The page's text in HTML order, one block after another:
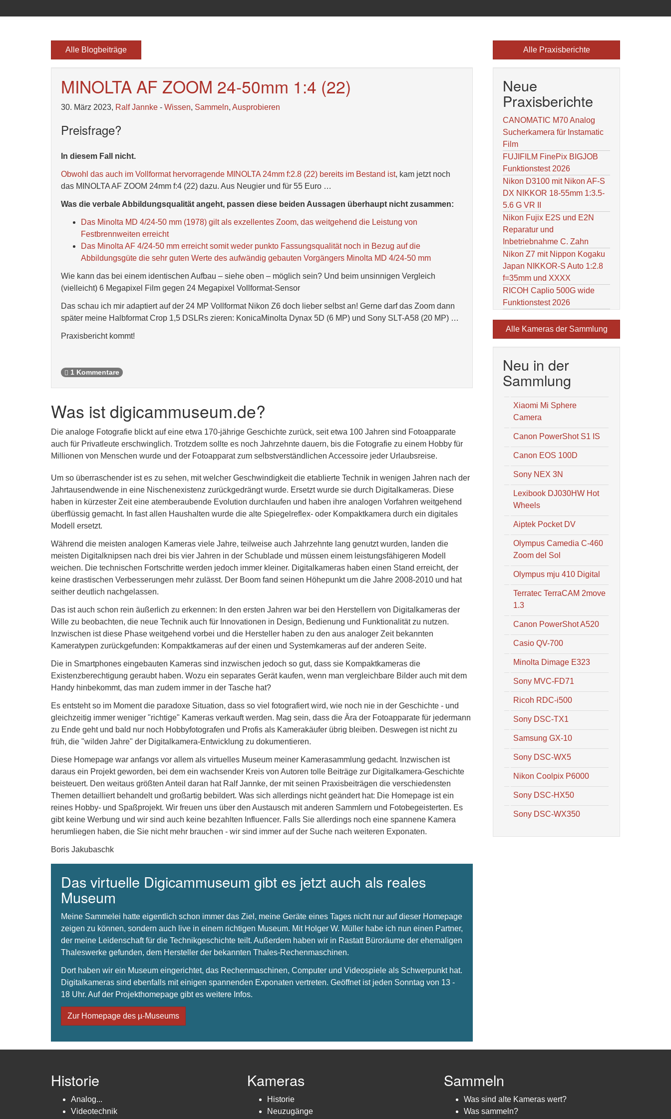
Alle Blogbeiträge
MINOLTA AF ZOOM 24-50mm 1:4 (22)
30. März 2023, Ralf Jannke - Wissen, Sammeln, Ausprobieren
Preisfrage?
In diesem Fall nicht.
Obwohl das auch im Vollformat hervorragende MINOLTA 24mm f:2.8 (22) bereits im Bestand ist, kam jetzt noch
das MINOLTA AF ZOOM 24mm f:4 (22) dazu. Aus Neugier und für 55 Euro …
Was die verbale Abbildungsqualität angeht, passen diese beiden Aussagen überhaupt nicht zusammen:
Das Minolta MD 4/24-50 mm (1978) gilt als exzellentes Zoom, das weitgehend die Leistung von
Festbrennweiten erreicht
Das Minolta AF 4/24-50 mm erreicht somit weder punkto Fassungsqualität noch in Bezug auf die
Abbildungsgüte die sehr guten Werte des aufwändig gebauten Vorgängers Minolta MD 4/24-50 mm
Wie kann das bei einem identischen Aufbau – siehe oben – möglich sein? Und beim unsinnigen Vergleich
(vielleicht) 6 Megapixel Film gegen 24 Megapixel Vollformat-Sensor
Das schau ich mir adaptiert auf der 24 MP Vollformat Nikon Z6 doch lieber selbst an! Gerne darf das Zoom dann
später meine Halbformat Crop 1,5 DSLRs zieren: KonicaMinolta Dynax 5D (6 MP) und Sony SLT-A58 (20 MP) …
Praxisbericht kommt!
1 Kommentare
Was ist digicammuseum.de?
Die analoge Fotografie blickt auf eine etwa 170-jährige Geschichte zurück, seit etwa 100 Jahren sind Fotoapparate
auch für Privatleute erschwinglich. Trotzdem sollte es noch Jahrzehnte dauern, bis die Fotografie zu einem Hobby für
Millionen von Menschen wurde und der Fotoapparat zum selbstverständlichen Accessoire jeder Urlaubsreise.
Um so überraschender ist es zu sehen, mit welcher Geschwindigkeit die etablierte Technik in wenigen Jahren nach der
Jahrtausendwende in eine Nischenexistenz zurückgedrängt wurde. Ersetzt wurde sie durch Digitalkameras. Diese
haben in kürzester Zeit eine atemberaubende Evolution durchlaufen und haben ihre analogen Vorfahren weitgehend
überflüssig gemacht. In fast allen Haushalten wurde die alte Spiegelreflex- oder Kompaktkamera durch ein digitales
Modell ersetzt.
Während die meisten analogen Kameras viele Jahre, teilweise auch Jahrzehnte lang genutzt wurden, landen die
meisten Digitalknipsen nach drei bis vier Jahren in der Schublade und müssen einem leistungsfähigeren Modell
weichen. Die technischen Fortschritte werden jedoch immer kleiner. Digitalkameras haben einen Stand erreicht, der
keine drastischen Verbesserungen mehr zulässt. Der Boom fand seinen Höhepunkt um die Jahre 2008-2010 und hat
seither deutlich nachgelassen.
Das ist auch schon rein äußerlich zu erkennen: In den ersten Jahren war bei den Herstellern von Digitalkameras der
Wille zu beobachten, die neue Technik auch für Innovationen in Design, Bedienung und Funktionalität zu nutzen.
Inzwischen ist diese Phase weitgehend vorbei und die Hersteller haben zu den aus analoger Zeit bekannten
Kameratypen zurückgefunden: Kompaktkameras auf der einen und Systemkameras auf der anderen Seite.
Die in Smartphones eingebauten Kameras sind inzwischen jedoch so gut, dass sie Kompaktkameras die
Existenzberechtigung geraubt haben. Wozu ein separates Gerät kaufen, wenn man vergleichbare Bilder auch mit dem
Handy hinbekommt, das man zudem immer in der Tasche hat?
Es entsteht so im Moment die paradoxe Situation, dass so viel fotografiert wird, wie noch nie in der Geschichte - und
gleichzeitig immer weniger "richtige" Kameras verkauft werden. Mag sein, dass die Ära der Fotoapparate für jedermann
zu Ende geht und bald nur noch Hobbyfotografen und Profis als Kamerakäufer übrig bleiben. Deswegen ist nicht zu
früh, die "wilden Jahre" der Digitalkamera-Entwicklung zu dokumentieren.
Diese Homepage war anfangs vor allem als virtuelles Museum meiner Kamerasammlung gedacht. Inzwischen ist
daraus ein Projekt geworden, bei dem ein wachsender Kreis von Autoren tolle Beiträge zur Digitalkamera-Geschichte
beisteuert. Den weitaus größten Anteil daran hat Ralf Jannke, der mit seinen Praxisbeiträgen die verschiedensten
Themen detailliert behandelt und großartig bebildert. Was sich allerdings nicht geändert hat: Die Homepage ist ein
reines Hobby- und Spaßprojekt. Wir freuen uns über den Austausch mit anderen Sammlern und Fotobegeisterten. Es
gibt keine Werbung und wir sind auch keine bezahlten Influencer. Falls Sie allerdings noch eine spannene Kamera
herumliegen haben, die Sie nicht mehr brauchen - wir sind immer auf der Suche nach weiteren Exponaten.
Boris Jakubaschk
Das virtuelle Digicammuseum gibt es jetzt auch als reales
Museum
Meine Sammelei hatte eigentlich schon immer das Ziel, meine Geräte eines Tages nicht nur auf dieser Homepage
zeigen zu können, sondern auch live in einem richtigen Museum. Mit Holger W. Müller habe ich nun einen Partner,
der meine Leidenschaft für die Technikgeschichte teilt. Außerdem haben wir in Rastatt Büroräume der ehemaligen
Thaleswerke gefunden, dem Hersteller der bekannten Thales-Rechenmaschinen.
Dort haben wir ein Museum eingerichtet, das Rechenmaschinen, Computer und Videospiele als Schwerpunkt hat.
Digitalkameras sind ebenfalls mit einigen spannenden Exponaten vertreten. Geöffnet ist jeden Sonntag von 13 -
18 Uhr. Auf der Projekthomepage gibt es weitere Infos.
Zur Homepage des µ-Museums
Alle Praxisberichte
Neue
Praxisberichte
CANOMATIC M70 Analog
Sucherkamera für Instamatic
Film
FUJIFILM FinePix BIGJOB
Funktionstest 2026
Nikon D3100 mit Nikon AF-S
DX NIKKOR 18-55mm 1:3.5-
5.6 G VR II
Nikon Fujix E2S und E2N
Reparatur und
Inbetriebnahme C. Zahn
Nikon Z7 mit Nippon Kogaku
Japan NIKKOR-S Auto 1:2.8
f=35mm und XXXX
RICOH Caplio 500G wide
Funktionstest 2026
Alle Kameras der Sammlung
Neu in der
Sammlung
Xiaomi Mi Sphere
Camera
Canon PowerShot S1 IS
Canon EOS 100D
Sony NEX 3N
Lexibook DJ030HW Hot
Wheels
Aiptek Pocket DV
Olympus Camedia C-460
Zoom del Sol
Olympus mju 410 Digital
Terratec TerraCAM 2move
1.3
Canon PowerShot A520
Casio QV-700
Minolta Dimage E323
Sony MVC-FD71
Ricoh RDC-i500
Sony DSC-TX1
Samsung GX-10
Sony DSC-WX5
Nikon Coolpix P6000
Sony DSC-HX50
Sony DSC-WX350
Historie
Analog...
Videotechnik
Kameras
Historie
Neuzugänge
Sammeln
Was sind alte Kameras wert?
Was sammeln?